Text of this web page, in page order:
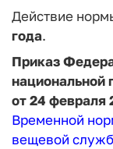
Действие
года.
Приказ
национальной
от 24 февраля
Временной
вещевой